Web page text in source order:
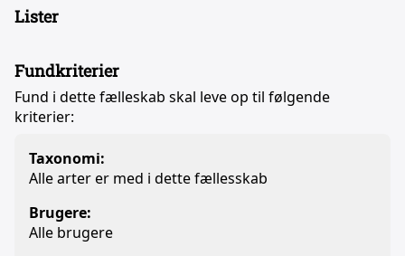
Lister
Fundkriterier
Fund i dette fælleskab skal leve op til følgende
kriterier:
Taxonomi:
Alle arter er med i dette fællesskab
Brugere:
Alle brugere